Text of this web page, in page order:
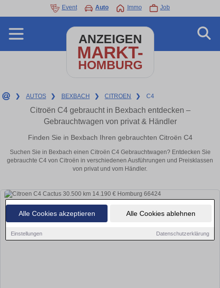
Alle Cookies akzeptieren Alle Cookies ablehnen
Einstellungen Datenschutzerklärung
Event Auto Immo Job
ANZEIGEN
MARKT-
HOMBURG
❯ AUTOS ❯ BEXBACH ❯ CITROEN ❯ C4
Citroën C4 gebraucht in Bexbach entdecken –
Gebrauchtwagen von privat & Händler
Finden Sie in Bexbach Ihren gebrauchten Citroën C4
Suchen Sie in Bexbach einen Citroën C4 Gebrauchtwagen? Entdecken Sie
gebrauchte C4 von Citroën in verschiedenen Ausführungen und Preisklassen
von privat und vom Händler.